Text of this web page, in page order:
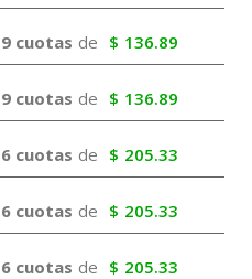
9 cuotas de $ 136.89
9 cuotas de $ 136.89
6 cuotas de $ 205.33
6 cuotas de $ 205.33
6 cuotas de $ 205.33